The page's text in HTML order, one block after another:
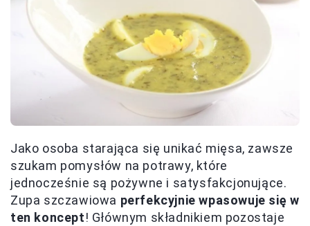
Jako osoba starająca się unikać mięsa, zawsze
szukam pomysłów na potrawy, które
jednocześnie są pożywne i satysfakcjonujące.
Zupa szczawiowa perfekcyjnie wpasowuje się w
ten koncept! Głównym składnikiem pozostaje